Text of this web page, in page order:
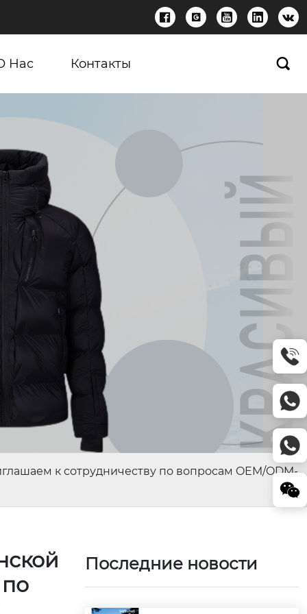
    
Нас Контакты 
к сотрудничеству по вопросам OEM/ODM-
Последние новости